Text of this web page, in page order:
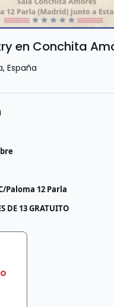
en Conchita
, España
Paloma 12 Parla
DE 13 GRATUITO